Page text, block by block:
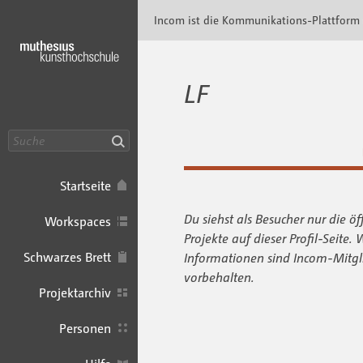
Startseite
Workspaces
Schwarzes Brett
Projektarchiv
Personen
Incom ist die Kommunikations-Plattform
LF
Du siehst als Besucher nur die
Projekte auf dieser Profil-Seite.
Informationen sind Incom-
vorbehalten.